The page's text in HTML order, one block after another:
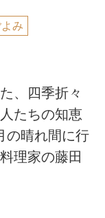
み
、四季折々
たちの知恵
の晴れ間に行
理家の藤田